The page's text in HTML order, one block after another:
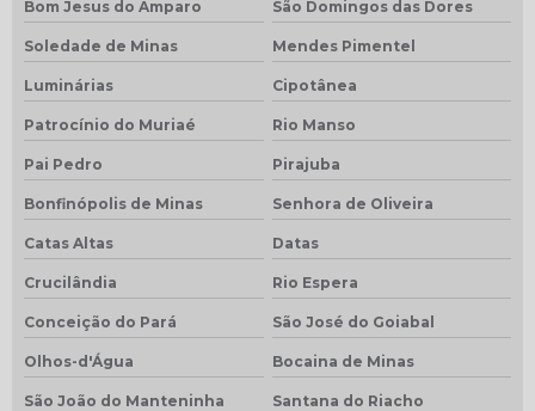
Bom Jesus do Amparo São Domingos das Dores
Soledade de Minas Mendes Pimentel
Luminárias Cipotânea
Patrocínio do Muriaé Rio Manso
Pai Pedro Pirajuba
Bonfinópolis de Minas Senhora de Oliveira
Catas Altas Datas
Crucilândia Rio Espera
Conceição do Pará São José do Goiabal
Olhos-d'Água Bocaina de Minas
São João do Manteninha Santana do Riacho